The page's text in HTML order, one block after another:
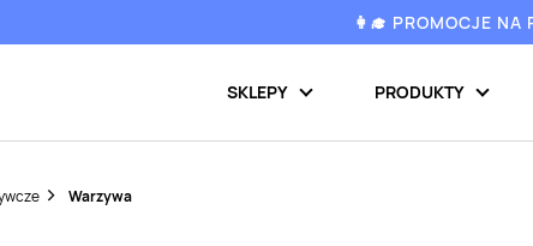
👩‍🎓 PROMOCJE NA
SKLEPY PRODUKTY
Warzywa